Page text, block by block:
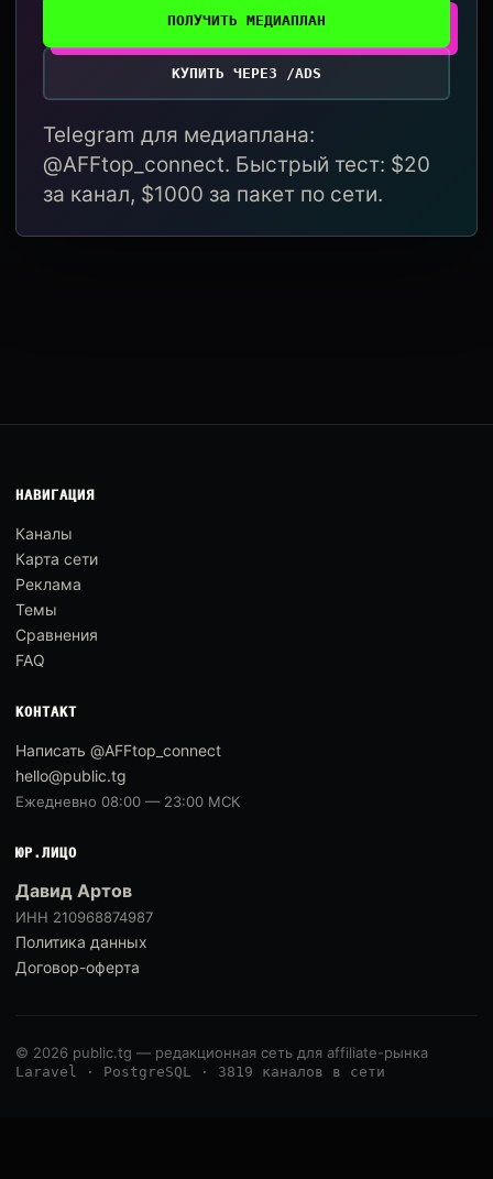
ПОЛУЧИТЬ МЕДИАПЛАН
КУПИТЬ ЧЕРЕЗ /ADS
Telegram для медиаплана:
@AFFtop_connect. Быстрый тест: $20
за канал, $1000 за пакет по сети.
НАВИГАЦИЯ
Каналы
Карта сети
Реклама
Темы
Сравнения
FAQ
КОНТАКТ
Написать @AFFtop_connect
hello@public.tg
Ежедневно 08:00 — 23:00 МСК
ЮР.ЛИЦО
Давид Артов
ИНН 210968874987
Политика данных
Договор-оферта
© 2026 public.tg — редакционная сеть для affiliate-рынка
Laravel · PostgreSQL · 3819 каналов в сети